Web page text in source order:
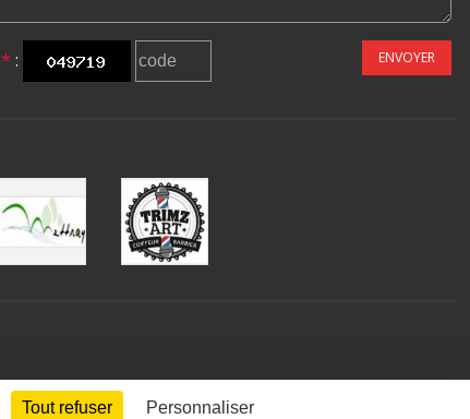
* : ENVOYER
Tout refuser Personnaliser